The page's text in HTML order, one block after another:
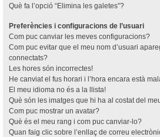
Què fa l’opció “Elimina les galetes”?
Preferències i configuracions de l’usuari
Com puc canviar les meves configuracions?
Com puc evitar que el meu nom d’usuari
connectats?
Les hores són incorrectes!
He canviat el fus horari i l’hora encara està
El meu idioma no és a la llista!
Què són les imatges que hi ha al costat del
Com puc mostrar un avatar?
Què és el meu rang i com puc canviar-lo?
Quan faig clic sobre l’enllaç de correu